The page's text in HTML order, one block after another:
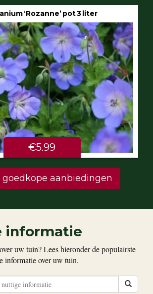
‘Rozanne’ pot 3 liter
€5.99
goedkope aanbiedingen
informatie
uw tuin? Lees hieronder de populairste
informatie over uw tuin.